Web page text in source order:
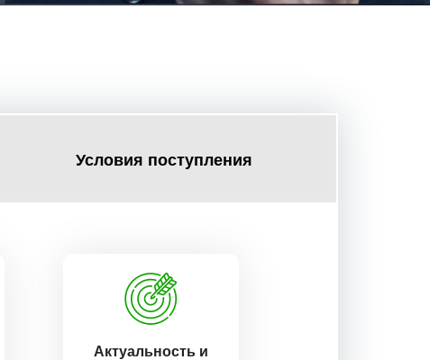
Условия поступления
Актуальность и